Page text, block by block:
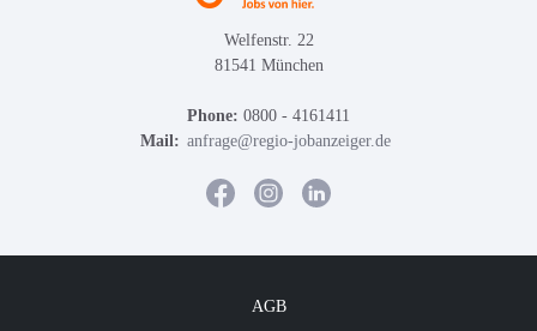
Welfenstr. 22
81541 München
Phone: 0800 - 4161411
Mail: anfrage@regio-jobanzeiger.de
AGB